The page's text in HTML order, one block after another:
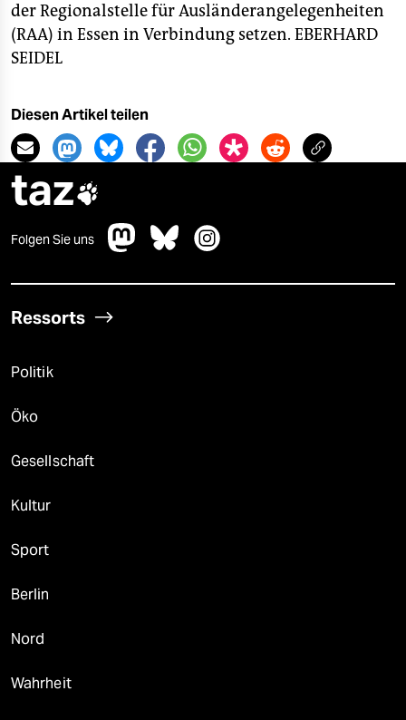
der Regionalstelle für Ausländerangelegenheiten
(RAA) in Essen in Verbindung setzen. EBERHARD
SEIDEL
Diesen Artikel teilen
taz
Folgen Sie uns
Ressorts
Politik
Öko
Gesellschaft
Kultur
Sport
Berlin
Nord
Wahrheit